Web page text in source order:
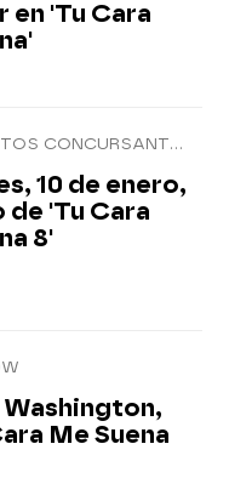
en 'Tu Cara
TE CAMBIARÁ LA CARA CON ESTOS CONCURSANTES
10 de enero,
'Tu Cara
8'
Washington,
Me Suena